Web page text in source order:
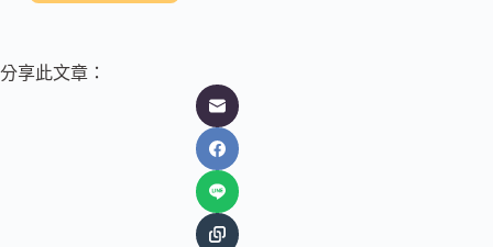
分享此文章：